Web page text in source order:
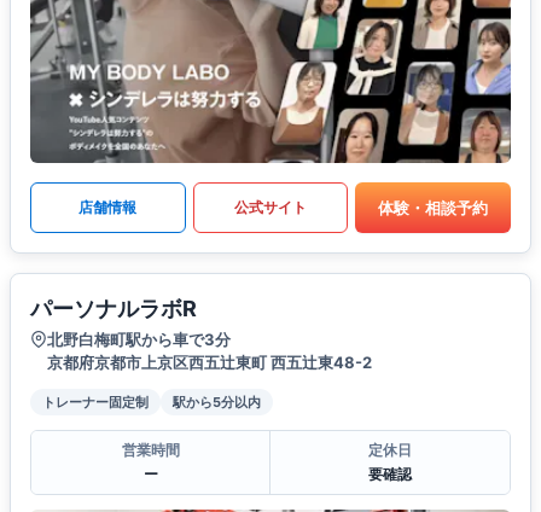
店舗情報 公式サイト 体験・相談予約
パーソナルラボR
北野白梅町駅から車で3分
京都府京都市上京区西五辻東町 西五辻東48-2
トレーナー固定制 駅から5分以内
営業時間
ー
定休日
要確認